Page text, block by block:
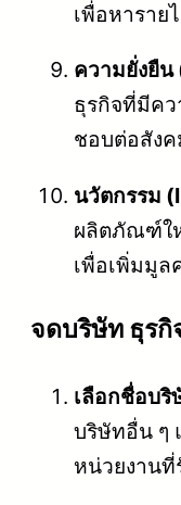
เพื่อหาราย
ความยั่งยื
ธุรกิจที่มีคว
ชอบต่อสัง
นวัตกรรม
ผลิตภัณฑ์ใ
เพื่อเพิ่มมูล
จดบริษัท ธุรกิ
เลือกชื่อบริ
บริษัทอื่น ๆ
หน่วยงานที่